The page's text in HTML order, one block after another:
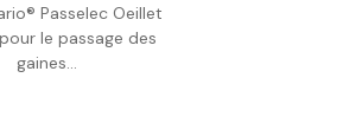
Acheter
Passelec Oeillet
le passage des
gaines...